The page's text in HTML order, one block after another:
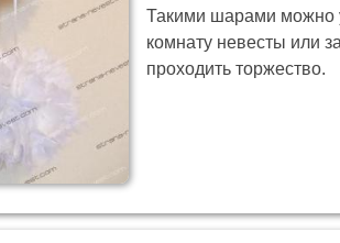
Такими шарами можно
комнату невесты или
проходить торжество.